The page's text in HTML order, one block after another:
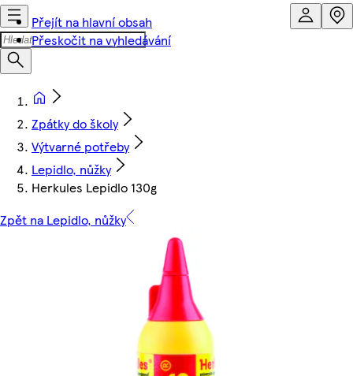
Přejít na hlavní obsah
Přeskočit na vyhledávání
Zpátky do školy
Výtvarné potřeby
Lepidlo, nůžky
Herkules Lepidlo 130g
Zpět na Lepidlo, nůžky